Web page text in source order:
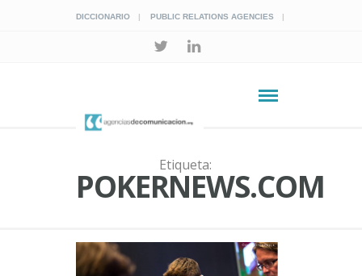
DICCIONARIO PUBLIC RELATIONS AGENCIES
Etiqueta:
POKERNEWS.COM